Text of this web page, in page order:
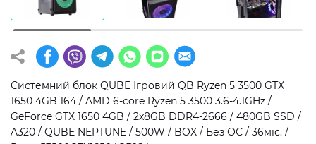
Операційна система
Windows 11 Home
Windows 11 Pro
Без ОС
Тип накопичувача
SSD
HDD
SSD + HDD
Системний блок QUBE Ігровий QB Ryzen 5 3500 GTX
1650 4GB 164 / AMD 6-core Ryzen 5 3500 3.6-4.1GHz /
GeForce GTX 1650 4GB / 2x8GB DDR4-2666 / 480GB SSD /
A320 / QUBE NEPTUNE / 500W / BOX / Без ОС / 36міс. /